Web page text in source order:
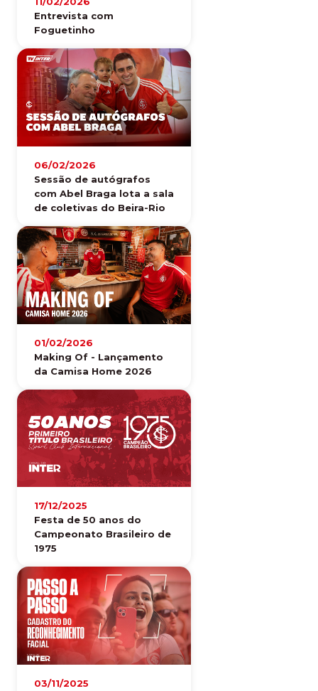
Entrevista com
Foguetinho
06/02/2026
Sessão de autógrafos
com Abel Braga lota a sala
de coletivas do Beira-Rio
01/02/2026
Making Of - Lançamento
da Camisa Home 2026
17/12/2025
Festa de 50 anos do
Campeonato Brasileiro de
1975
03/11/2025